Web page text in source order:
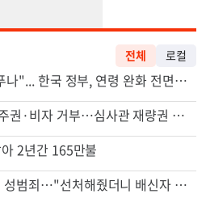
전체 로컬
"65세 복수국적 빗장 푸나"... 한국 정부, 연령 완화 전면 추진
서류 하나만 빠져도 영주권·비자 거부…심사관 재량권 대폭 확대
2년간 165만불
한인 남성, 처형 상대로 성범죄…"선처해줬더니 배신자 취급"